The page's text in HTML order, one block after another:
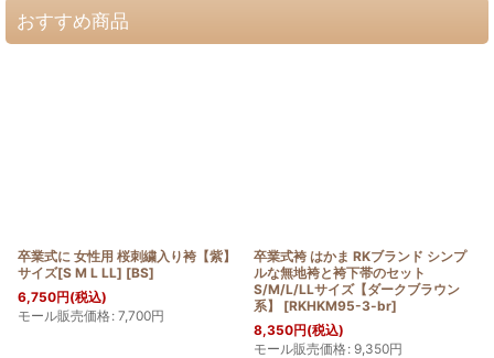
おすすめ商品
卒業式に 女性用 桜刺繍入り袴【紫】
サイズ[S M L LL] [BS]
6,750円(税込)
モール販売価格: 7,700円
卒業式袴 はかま RKブランド シンプ
ルな無地袴と袴下帯のセット
S/M/L/LLサイズ【ダークブラウン
系】
[RKHKM95-3-br]
8,350円(税込)
モール販売価格: 9,350円